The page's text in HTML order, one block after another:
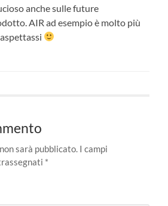
anche sulle future
AIR ad esempio è molto più
sarà pubblicato. I campi
*